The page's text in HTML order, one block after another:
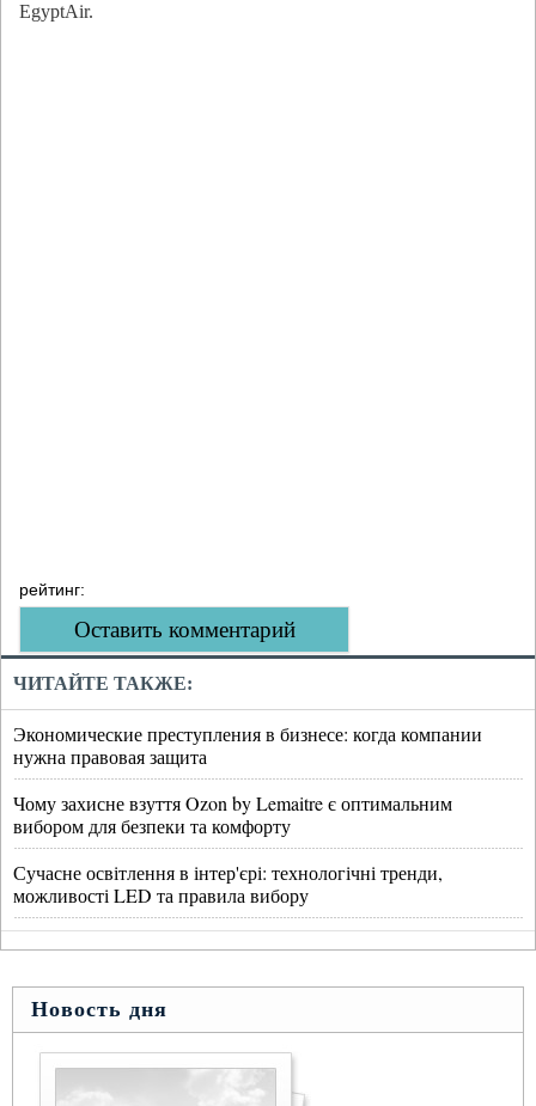
EgyptAir.
рейтинг:
Оставить комментарий
ЧИТАЙТЕ ТАКЖЕ:
Экономические преступления в бизнесе: когда компании
нужна правовая защита
Чому захисне взуття Ozon by Lemaitre є оптимальним
вибором для безпеки та комфорту
Сучасне освітлення в інтер'єрі: технологічні тренди,
можливості LED та правила вибору
Новость дня